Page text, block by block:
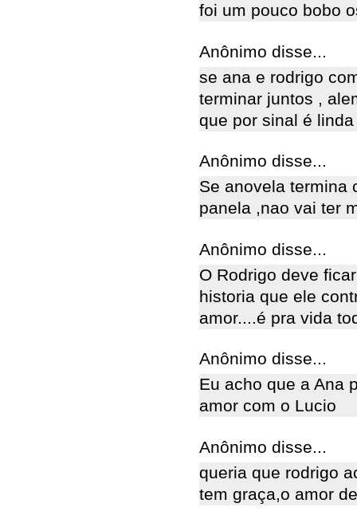
foi um pouco bobo
Anônimo disse...
se ana e rodrigo
terminar juntos ,
que por sinal é
Anônimo disse...
Se anovela termina
panela ,nao vai ter
Anônimo disse...
O Rodrigo deve
historia que ele
amor....é pra vida
Anônimo disse...
Eu acho que a Ana
amor com o Lucio
Anônimo disse...
queria que rodrigo
tem graça,o amor